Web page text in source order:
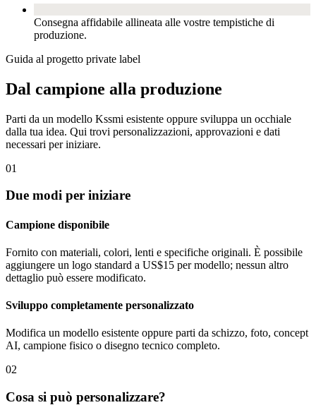
Consegna affidabile allineata alle vostre tempistiche di
produzione.
Guida al progetto private label
Dal campione alla produzione
Parti da un modello Kssmi esistente oppure sviluppa un occhiale
dalla tua idea. Qui trovi personalizzazioni, approvazioni e dati
necessari per iniziare.
01
Due modi per iniziare
Campione disponibile
Fornito con materiali, colori, lenti e specifiche originali. È possibile
aggiungere un logo standard a US$15 per modello; nessun altro
dettaglio può essere modificato.
Sviluppo completamente personalizzato
Modifica un modello esistente oppure parti da schizzo, foto, concept
AI, campione fisico o disegno tecnico completo.
02
Cosa si può personalizzare?